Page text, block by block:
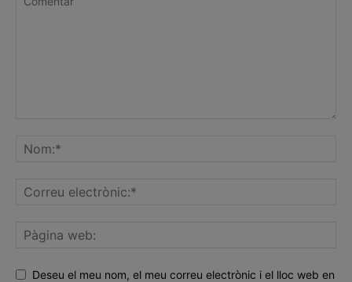
Deseu el meu nom, el meu correu electrònic i el lloc web en